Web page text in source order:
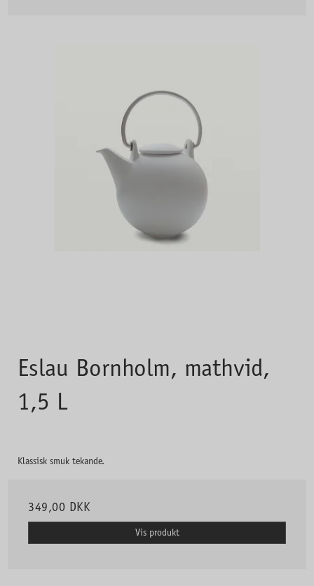
Eslau Bornholm, mathvid,
1,5 L
Klassisk smuk tekande.
349,00 DKK
Vis produkt